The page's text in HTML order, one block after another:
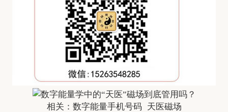
相关： 数字能量手机号码
天医磁场